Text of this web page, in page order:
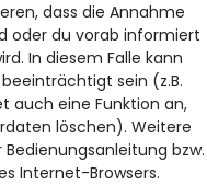
dass die Annahme
oder du vorab informiert
In diesem Falle kann
sein (z.B.
auch eine Funktion an,
löschen). Weitere
bzw.
Internet-Browsers.